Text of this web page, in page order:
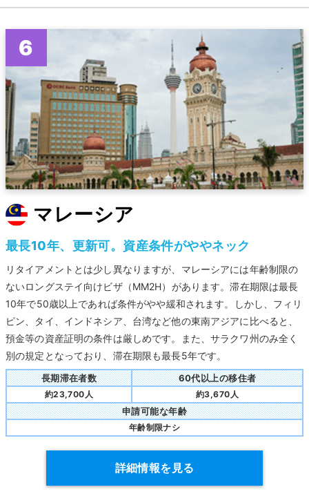
マレーシア
最長10年、更新可。資産条件がややネック
リタイアメントとは少し異なりますが、マレーシアには年齢制限の
ないロングステイ向けビザ（MM2H）があります。滞在期限は最長
10年で50歳以上であれば条件がやや緩和されます。しかし、フィリ
ピン、タイ、インドネシア、台湾など他の東南アジアに比べると、
預金等の資産証明の条件は厳しめです。また、サラクワ州のみ全く
別の規定となっており、滞在期限も最長5年です。
長期滞在者数 60代以上の移住者
約23,700人 約3,670人
申請可能な年齢
年齢制限ナシ
詳細情報を見る